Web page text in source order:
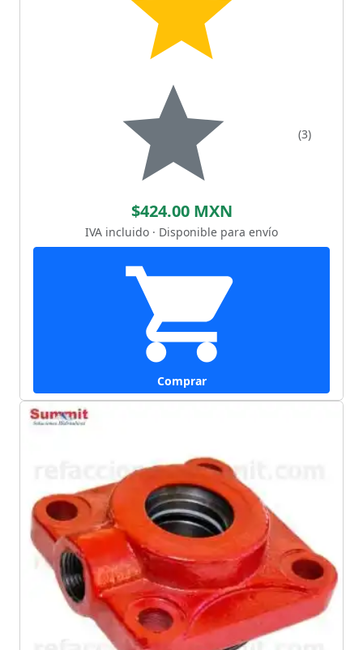
(3)
$424.00 MXN
IVA incluido · Disponible para envío
Comprar